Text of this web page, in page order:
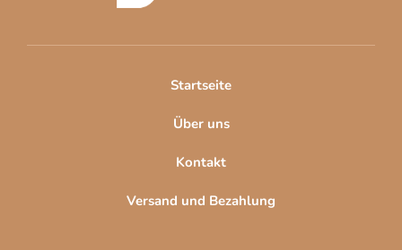
Startseite
Über uns
Kontakt
Versand und Bezahlung